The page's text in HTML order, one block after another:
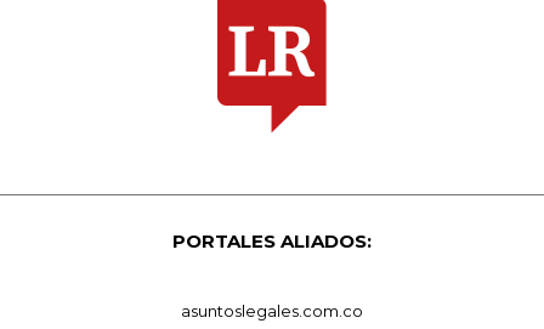
PORTALES ALIADOS:
asuntoslegales.com.co